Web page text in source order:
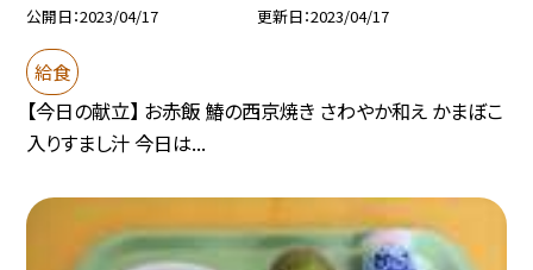
公開日 2023/04/17 更新日 2023/04/17
給食
【今日の献立】 お赤飯 鰆の西京焼き さわやか和え かまぼこ
入りすまし汁 今日は...